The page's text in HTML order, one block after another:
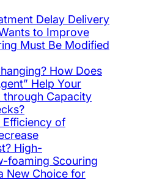
Delay Delivery
to Improve
Must Be Modified
How Does
Help Your
through Capacity
of
High-
foaming Scouring
New Choice for